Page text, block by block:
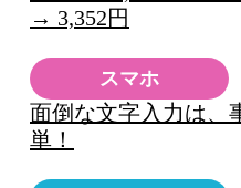
→ 3,352円
スマホ
面倒な文字入力は、
単！